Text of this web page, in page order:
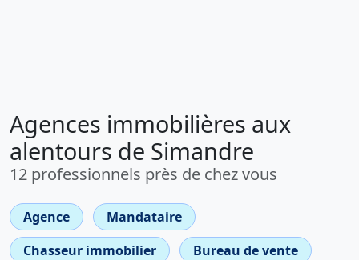
Agences immobilières aux
alentours de Simandre
12 professionnels près de chez vous
Agence
Mandataire
Chasseur immobilier
Bureau de vente